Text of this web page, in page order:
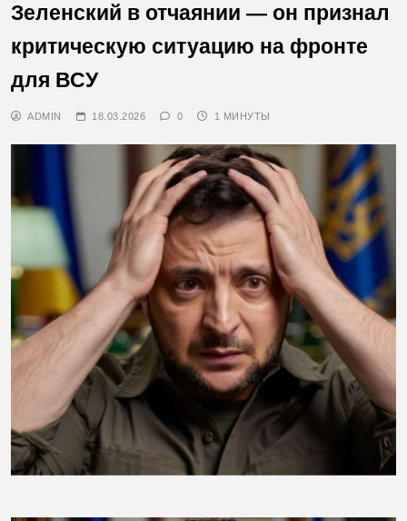
Зеленский в отчаянии — он признал
критическую ситуацию на фронте
для ВСУ
ADMIN 18.03.2026 0 1 МИНУТЫ